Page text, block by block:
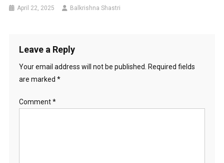
April 22, 2025 Balkrishna Shastri
Leave a Reply
Your email address will not be published. Required fields
are marked *
Comment*